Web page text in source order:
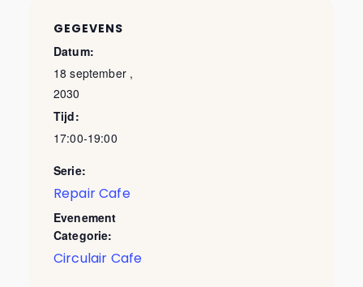
GEGEVENS
Datum:
18 september ,
2030
Tijd:
17:00-19:00
Serie:
Repair Cafe
Evenement
Categorie:
Circulair Cafe